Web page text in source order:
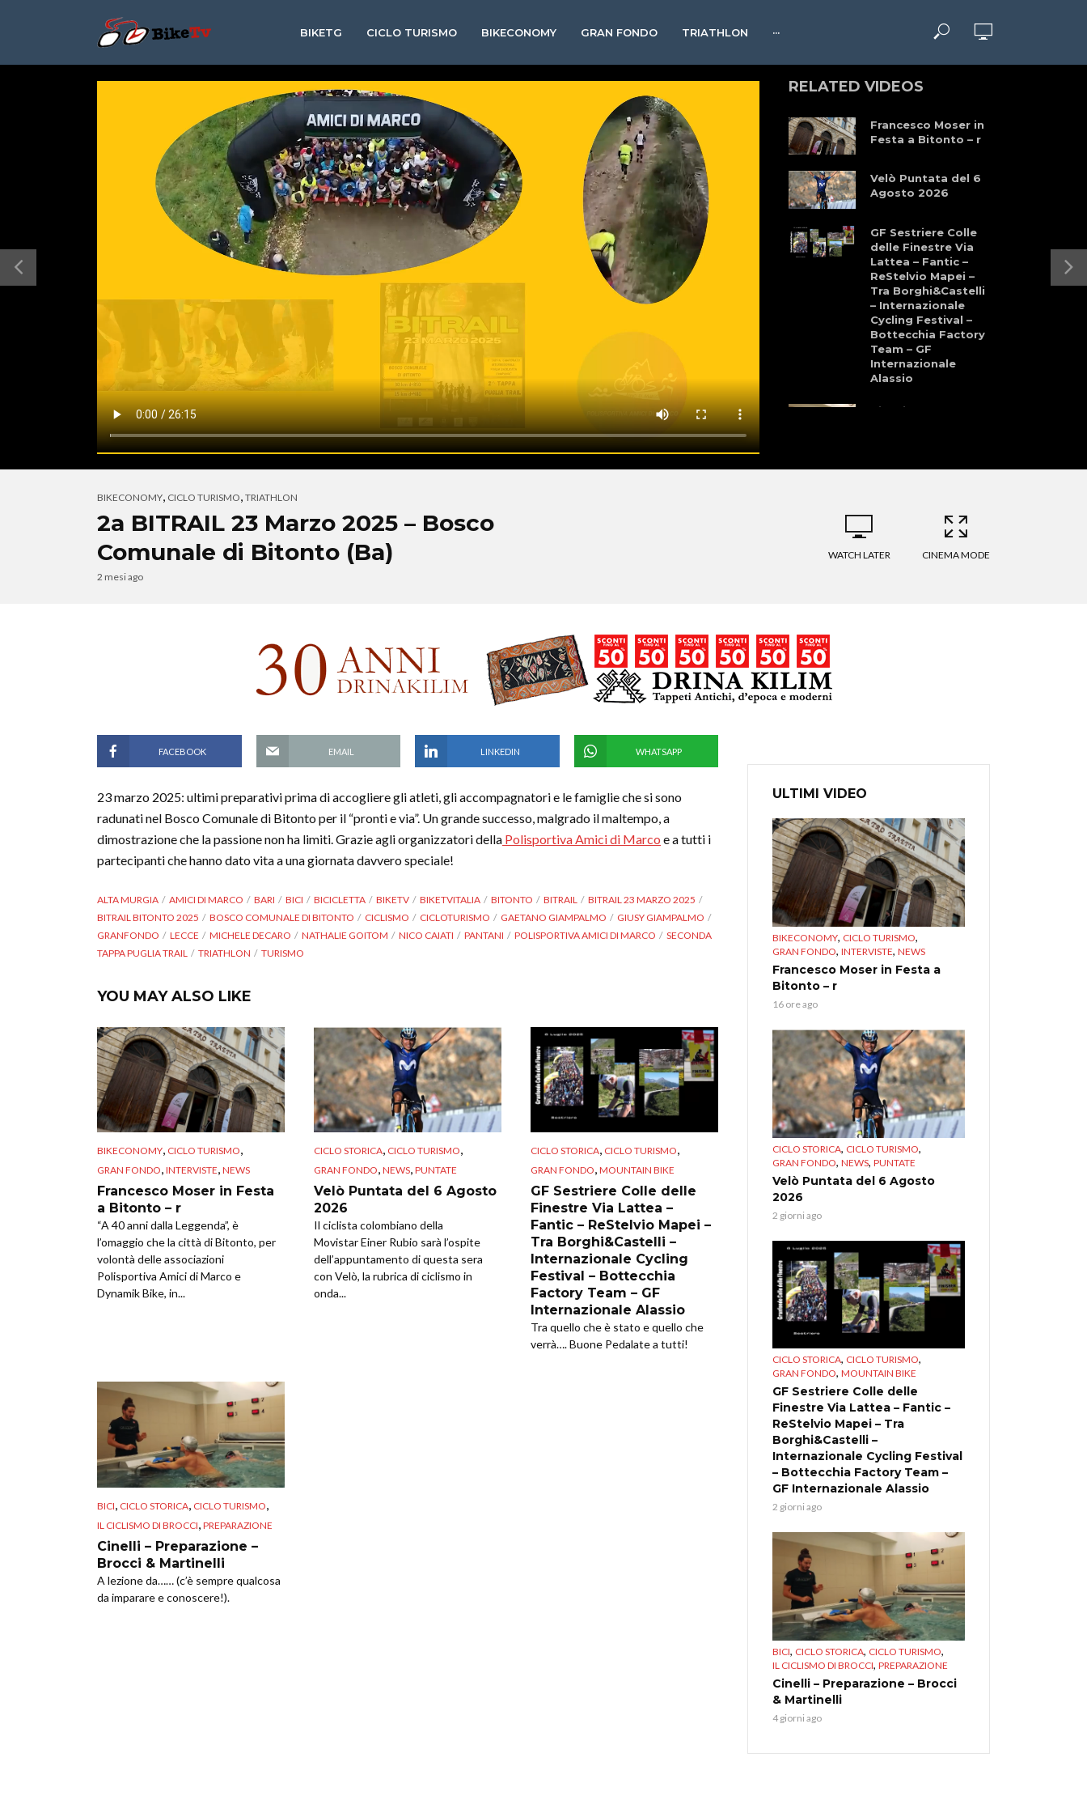
BIKETG CICLO TURISMO BIKECONOMY GRAN FONDO TRIATHLON ···
RELATED VIDEOS
Francesco Moser in
Festa a Bitonto – r
Velò Puntata del 6
Agosto 2026
GF Sestriere Colle
delle Finestre Via
Lattea – Fantic –
ReStelvio Mapei –
Tra Borghi&Castelli
– Internazionale
Cycling Festival –
Bottecchia Factory
Team – GF
Internazionale
Alassio
Cinelli –
Granfondo dei
Giugno 2026
BIKECONOMY, CICLO TURISMO, TRIATHLON
2a BITRAIL 23 Marzo 2025 – Bosco
Comunale di Bitonto (Ba)
2 mesi ago
WATCH LATER CINEMA MODE
FACEBOOK EMAIL LINKEDIN WHATSAPP
23 marzo 2025: ultimi preparativi prima di accogliere gli atleti, gli accompagnatori e le famiglie che si sono
radunati nel Bosco Comunale di Bitonto per il “pronti e via”. Un grande successo, malgrado il maltempo, a
dimostrazione che la passione non ha limiti. Grazie agli organizzatori della Polisportiva Amici di Marco e a tutti i
partecipanti che hanno dato vita a una giornata davvero speciale!
ALTA MURGIA AMICI DI MARCO BARI BICI BICICLETTA BIKETV BIKETVITALIA BITONTO BITRAIL
BITRAIL 23 MARZO 2025
BITRAIL BITONTO 2025
BOSCO COMUNALE DI BITONTO CICLISMO CICLOTURISMO GAETANO GIAMPALMO
GIUSY GIAMPALMO
GRANFONDO
LECCE MICHELE DECARO NATHALIE GOITOM NICO CAIATI PANTANI POLISPORTIVA AMICI DI MARCO
SECONDA
TAPPA PUGLIA TRAIL
TRIATHLON TURISMO
YOU MAY ALSO LIKE
BIKECONOMY, CICLO TURISMO,
GRAN FONDO, INTERVISTE, NEWS
Francesco Moser in Festa
a Bitonto – r
“A 40 anni dalla Leggenda”, è
l’omaggio che la città di Bitonto, per
volontà delle associazioni
Polisportiva Amici di Marco e
Dynamik Bike, in...
CICLO STORICA, CICLO TURISMO,
GRAN FONDO, NEWS, PUNTATE
Velò Puntata del 6 Agosto
2026
Il ciclista colombiano della
Movistar Einer Rubio sarà l’ospite
dell’appuntamento di questa sera
con Velò, la rubrica di ciclismo in
onda...
CICLO STORICA, CICLO TURISMO,
GRAN FONDO, MOUNTAIN BIKE
GF Sestriere Colle delle
Finestre Via Lattea –
Fantic – ReStelvio Mapei –
Tra Borghi&Castelli –
Internazionale Cycling
Festival – Bottecchia
Factory Team – GF
Internazionale Alassio
Tra quello che è stato e quello che
verrà…. Buone Pedalate a tutti!
BICI CICLO STORICA CICLO TURISMO
IL CICLISMO DI BROCCI PREPARAZIONE
Cinelli – Preparazione –
Brocci & Martinelli
A lezione da…… (c’è sempre qualcosa
da imparare e conoscere!).
ULTIMI VIDEO
BIKECONOMY, CICLO TURISMO,
GRAN FONDO, INTERVISTE, NEWS
Francesco Moser in Festa a
Bitonto – r
16 ore ago
CICLO STORICA, CICLO TURISMO,
GRAN FONDO, NEWS, PUNTATE
Velò Puntata del 6 Agosto
2026
2 giorni ago
CICLO STORICA, CICLO TURISMO,
GRAN FONDO, MOUNTAIN BIKE
GF Sestriere Colle delle
Finestre Via Lattea – Fantic –
ReStelvio Mapei – Tra
Borghi&Castelli –
Internazionale Cycling Festival
– Bottecchia Factory Team –
GF Internazionale Alassio
2 giorni ago
BICI, CICLO STORICA, CICLO TURISMO,
IL CICLISMO DI BROCCI, PREPARAZIONE
Cinelli – Preparazione – Brocci
& Martinelli
4 giorni ago